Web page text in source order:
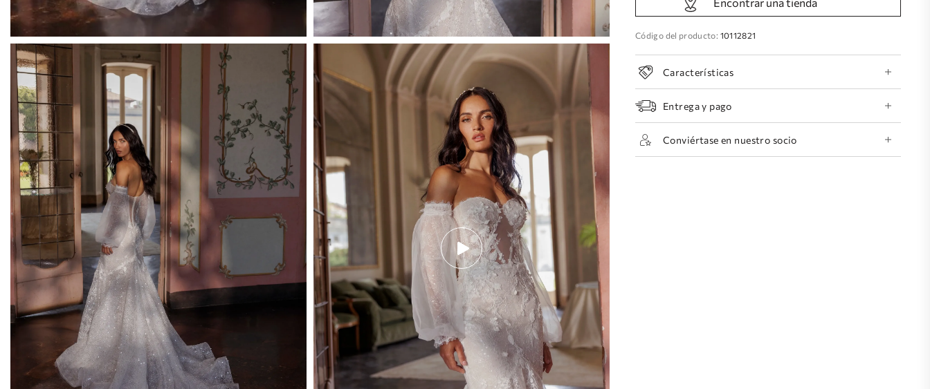
Código del producto: 10112821
Características
Entrega y pago
Conviértase en nuestro socio